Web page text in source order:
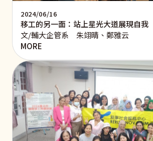
2024/06/16
移工的另一面：站上星光大道展現自我
文/輔大企管系 朱翊晴、鄭雅云
MORE